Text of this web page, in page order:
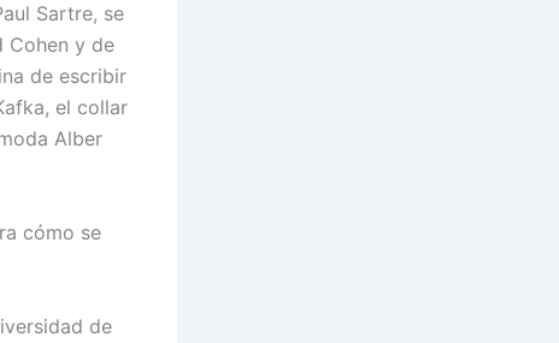
Sartre, se
Cohen y de
de escribir
el collar
Alber
cómo se
de